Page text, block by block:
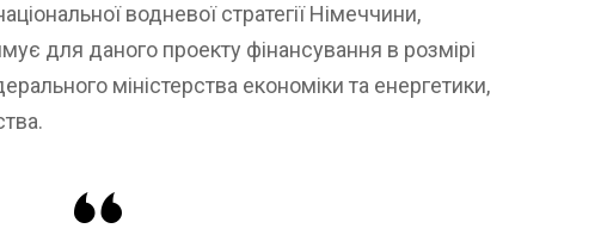
водневої стратегії Німеччини,
для даного проекту фінансування в розмірі
міністерства економіки та енергетики,